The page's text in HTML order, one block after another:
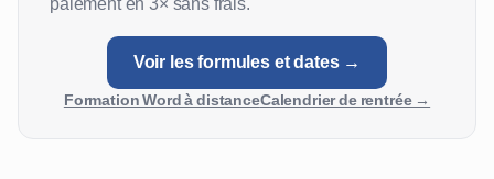
Voir les formules et dates →
Formation Word à distanceCalendrier de rentrée →